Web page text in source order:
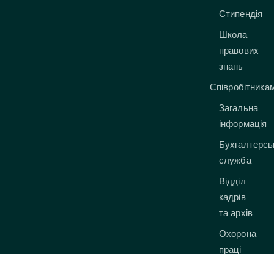
Стипендія
Школа
правових
знань
Загальна
інформація
служба
Відділ
кадрів
та архів
Охорона
праці